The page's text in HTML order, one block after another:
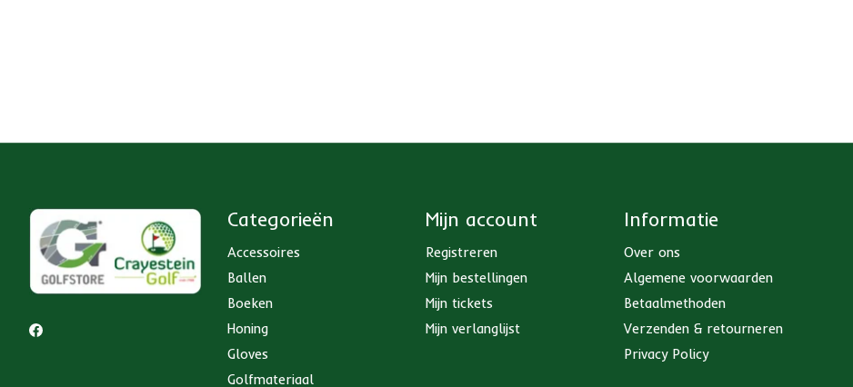
Categorieën
Accessoires
Ballen
Boeken
Honing
Gloves
Golfmateriaal
Mijn account
Registreren
Mijn bestellingen
Mijn tickets
Mijn verlanglijst
Informatie
Over ons
Algemene voorwaarden
Betaalmethoden
Verzenden & retourneren
Privacy Policy